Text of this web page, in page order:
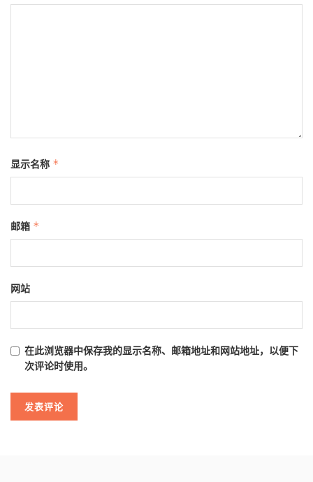
显示名称 *
邮箱 *
网站
在此浏览器中保存我的显示名称、邮箱地址和网站地址，以便下
次评论时使用。